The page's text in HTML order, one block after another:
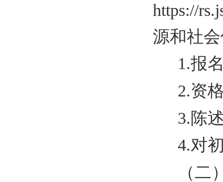
https://
源和社
1.报
2.资
3.陈
4.对
（二